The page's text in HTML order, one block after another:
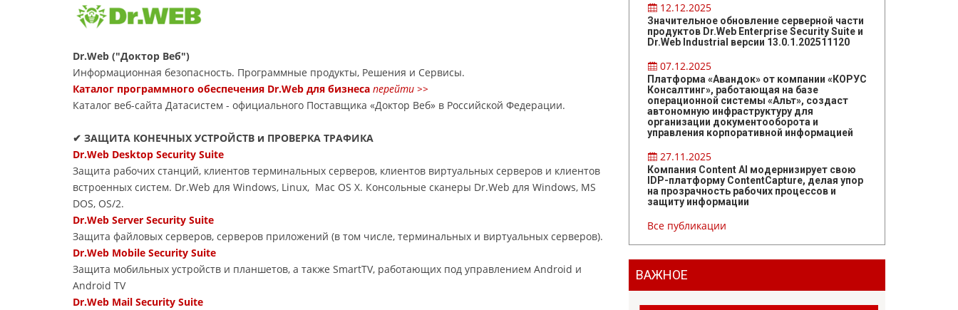
Dr.Web ("Доктор Веб")
Информационная безопасность. Программные продукты, Решения и Сервисы.
Каталог программного обеспечения Dr.Web для бизнеса перейти >>
Каталог веб-сайта Датасиcтем - официального Поставщика «Доктор Веб» в Российской Федерации.
✔ ЗАЩИТА КОНЕЧНЫХ УСТРОЙСТВ и ПРОВЕРКА ТРАФИКА
Dr.Web Desktop Security Suite
Защита рабочих станций, клиентов терминальных серверов, клиентов виртуальных серверов и клиентов
встроенных систем. Dr.Web для Windows, Linux, Mac OS X. Консольные сканеры Dr.Web для Windows, MS
DOS, OS/2.
Dr.Web Server Security Suite
Защита файловых серверов, серверов приложений (в том числе, терминальных и виртуальных серверов).
Dr.Web Mobile Security Suite
Защита мобильных устройств и планшетов, а также SmartTV, работающих под управлением Android и
Android TV
Dr.Web Mail Security Suite
12.12.2025
Значительное обновление серверной части
продуктов Dr.Web Enterprise Security Suite и
Dr.Web Industrial версии 13.0.1.202511120
07.12.2025
Платформа «Авандок» от компании «КОРУС
Консалтинг», работающая на базе
операционной системы «Альт», создаст
автономную инфраструктуру для
организации документооборота и
управления корпоративной информацией
27.11.2025
Компания Content AI модернизирует свою
IDP-платформу ContentCapture, делая упор
на прозрачность рабочих процессов и
защиту информации
Все публикации
ВАЖНОЕ